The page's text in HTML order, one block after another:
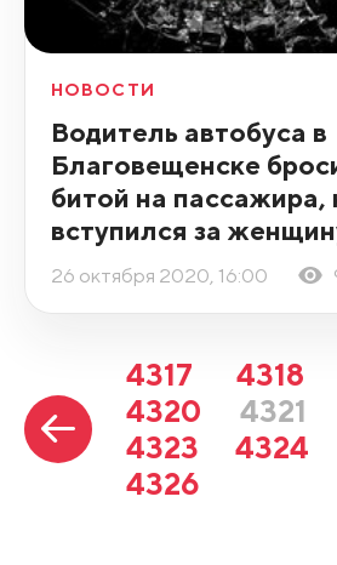
НОВОСТИ
Водитель автобуса в
Благовещенске
битой на пассажира,
вступился за
26 октября 2020, 16:00
4317 4318
4320
4321
4323
4324
4326